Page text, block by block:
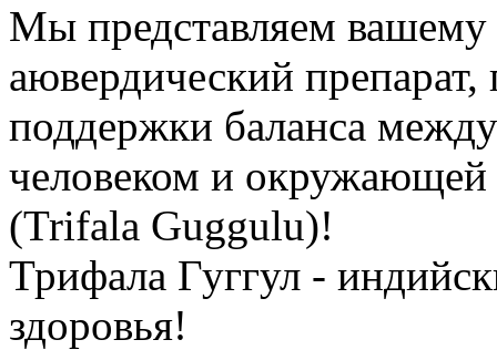
Мы представляем
аювердический
поддержки баланса
человеком и окружающей
(Trifala Guggulu)!
Трифала Гуггул -
здоровья!